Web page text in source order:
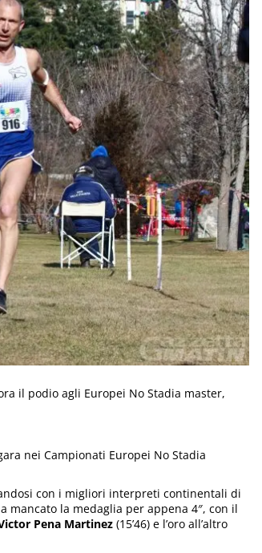
il podio agli Europei No Stadia master,
nei Campionati Europei No Stadia
con i migliori interpreti continentali di
mancato la medaglia per appena 4″, con il
Pena Martinez (15’46) e l’oro all’altro